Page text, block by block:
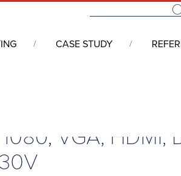
CASE STUDY
VGA, HDMI,